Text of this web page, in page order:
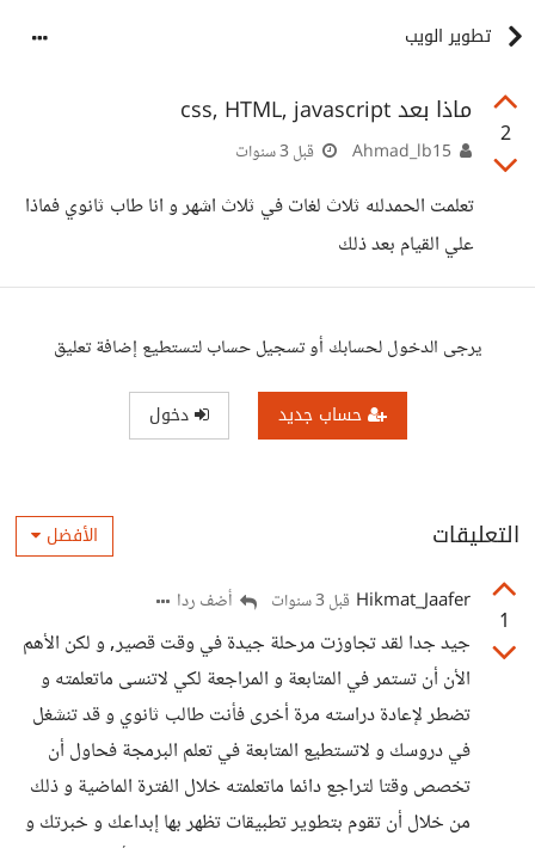
تطوير الويب
2
ماذا بعد css, HTML, javascript
قبل 3 سنوات
تعلمت الحمدلله ثلاث لغات في ثلاث اشهر و انا طاب ثانوي فماذا
علي القيام بعد ذلك
يرجى الدخول لحسابك أو تسجيل حساب لتستطيع إضافة تعليق
حساب جديد دخول
التعليقات الأفضل
1
Hikmat_Jaafer قبل 3 سنوات أضف ردا
جيد جدا لقد تجاوزت مرحلة جيدة في وقت قصير, و لكن الأهم
الأن أن تستمر في المتابعة و المراجعة لكي لاتنسى ماتعلمته و
تضطر لإعادة دراسته مرة أخرى فأنت طالب ثانوي و قد تنشغل
في دروسك و لاتستطيع المتابعة في تعلم البرمجة فحاول أن
تخصص وقتا لتراجع دائما ماتعلمته خلال الفترة الماضية و ذلك
من خلال أن تقوم بتطوير تطبيقات تظهر بها إبداعك و خبرتك و